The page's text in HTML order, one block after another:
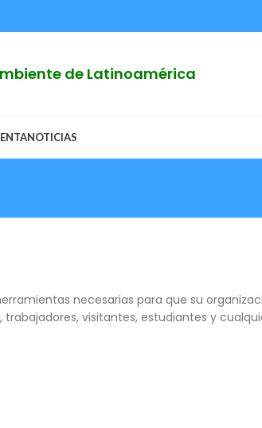
de Latinoamérica
NOTICIAS
necesarias para que su
visitantes, estudiantes y